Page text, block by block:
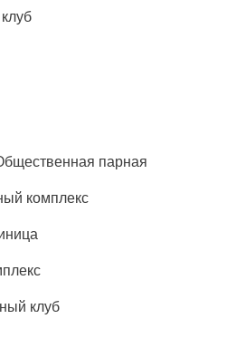
парная
комплекс
клуб